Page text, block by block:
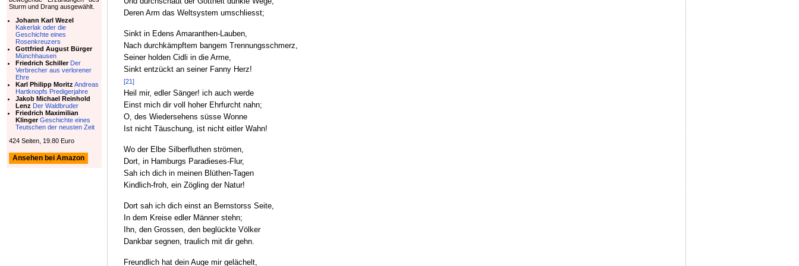
Deren Arm das Weltsystem umschliesst;
Sinkt in Edens Amaranthen-Lauben,
Nach durchkämpftem bangem Trennungsschmerz,
Seiner holden Cidli in die Arme,
Sinkt entzückt an seiner Fanny Herz!
[21]
Heil mir, edler Sänger! ich auch werde
Einst mich dir voll hoher Ehrfurcht nahn;
O, des Wiedersehens süsse Wonne
Ist nicht Täuschung, ist nicht eitler Wahn!
Wo der Elbe Silberfluthen strömen,
Dort, in Hamburgs Paradieses-Flur,
Sah ich dich in meinen Blüthen-Tagen
Kindlich-froh, ein Zögling der Natur!
Dort sah ich dich einst an Bernstorss Seite,
In dem Kreise edler Männer stehn;
Ihn, den Grossen, den beglückte Völker
Dankbar segnen, traulich mit dir gehn.
Freundlich hat dein Auge mir gelächelt,
Sturm und Drang ausgewählt.
Johann Karl Wezel
Kakerlak oder die
Geschichte eines
Rosenkreuzers
Gottfried August Bürger
Münchhausen
Friedrich Schiller Der
Verbrecher aus verlorener
Ehre
Karl Philipp Moritz Andreas
Hartknopfs Predigerjahre
Jakob Michael Reinhold
Lenz Der Waldbruder
Friedrich Maximilian
Klinger Geschichte eines
Teutschen der neusten Zeit
424 Seiten, 19.80 Euro
Ansehen bei Amazon